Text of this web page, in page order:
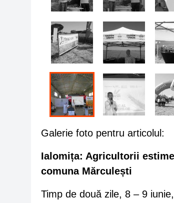
Galerie foto pentru articolul:
Ialomița: Agricultorii
comuna Mărculești
Timp de două zile, 8 – 9